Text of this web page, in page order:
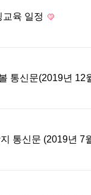
교육 일정
통신문(2019년 12
통신문 (2019년 7